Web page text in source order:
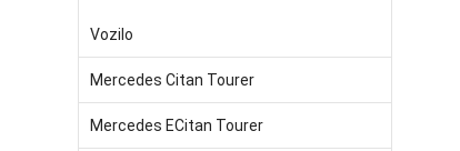
Vozilo
Mercedes Citan Tourer
Mercedes ECitan Tourer